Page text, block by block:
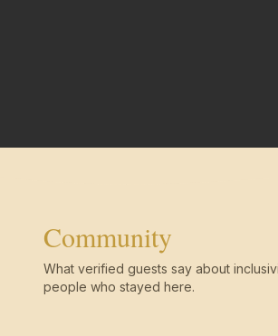
Community
What verified guests say about
people who stayed here.